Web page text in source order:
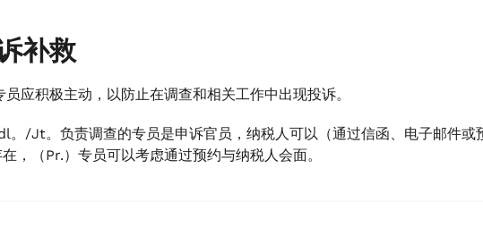
补救
员应积极主动，以防止在调查和相关工作中出现投诉。
。/Jt。负责调查的专员是申诉官员，纳税人可以（通过信函、电子邮件或
，（Pr.）专员可以考虑通过预约与纳税人会面。